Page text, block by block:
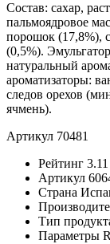
Состав: сахар,
пальмоядровое
порошок (17,8%),
(0,5%).
натуральный
ароматизаторы:
следов орехов
ячмень).
Артикул 70481
Рейтинг 3.11
Артикул
Страна
Тип
Параметры